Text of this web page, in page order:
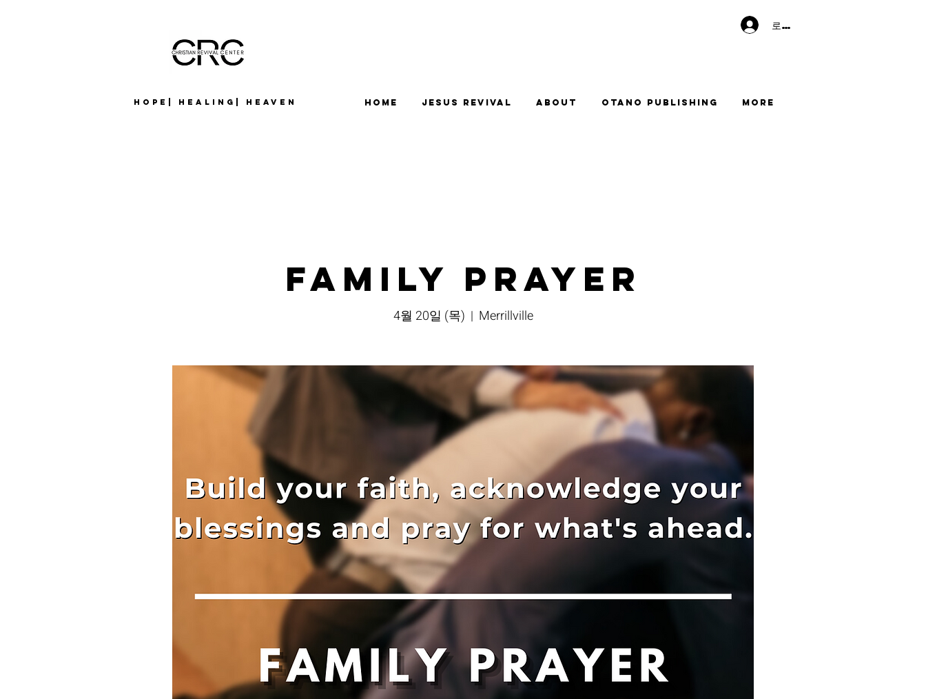
Hope| Healing| Heaven
로그인
Home Jesus Revival About Otano Publishing More
Family Prayer
4월 20일 (목)
  |
Merrillville